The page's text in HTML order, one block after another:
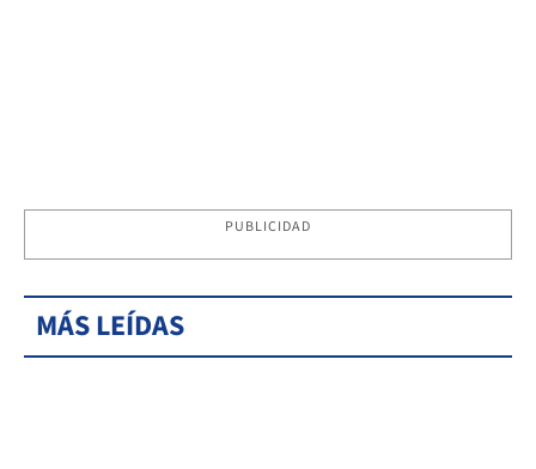
PUBLICIDAD
MÁS LEÍDAS